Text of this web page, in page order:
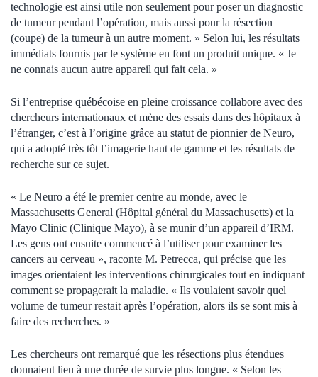
technologie est ainsi utile non seulement pour poser un diagnostic
de tumeur pendant l’opération, mais aussi pour la résection
(coupe) de la tumeur à un autre moment. » Selon lui, les résultats
immédiats fournis par le système en font un produit unique. « Je
ne connais aucun autre appareil qui fait cela. »
Si l’entreprise québécoise en pleine croissance collabore avec des
chercheurs internationaux et mène des essais dans des hôpitaux à
l’étranger, c’est à l’origine grâce au statut de pionnier de Neuro,
qui a adopté très tôt l’imagerie haut de gamme et les résultats de
recherche sur ce sujet.
« Le Neuro a été le premier centre au monde, avec le
Massachusetts General (Hôpital général du Massachusetts) et la
Mayo Clinic (Clinique Mayo), à se munir d’un appareil d’IRM.
Les gens ont ensuite commencé à l’utiliser pour examiner les
cancers au cerveau », raconte M. Petrecca, qui précise que les
images orientaient les interventions chirurgicales tout en indiquant
comment se propagerait la maladie. « Ils voulaient savoir quel
volume de tumeur restait après l’opération, alors ils se sont mis à
faire des recherches. »
Les chercheurs ont remarqué que les résections plus étendues
donnaient lieu à une durée de survie plus longue. « Selon les